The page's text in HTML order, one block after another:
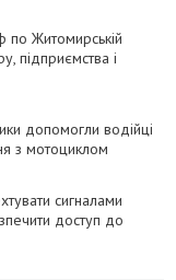
по Житомирській
підприємства і
допомогли водійці
з мотоциклом
сигналами
доступ до